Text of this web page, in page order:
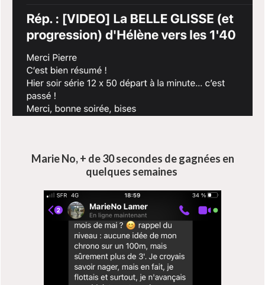
Marie No, + de 30 secondes de gagnées en
quelques semaines